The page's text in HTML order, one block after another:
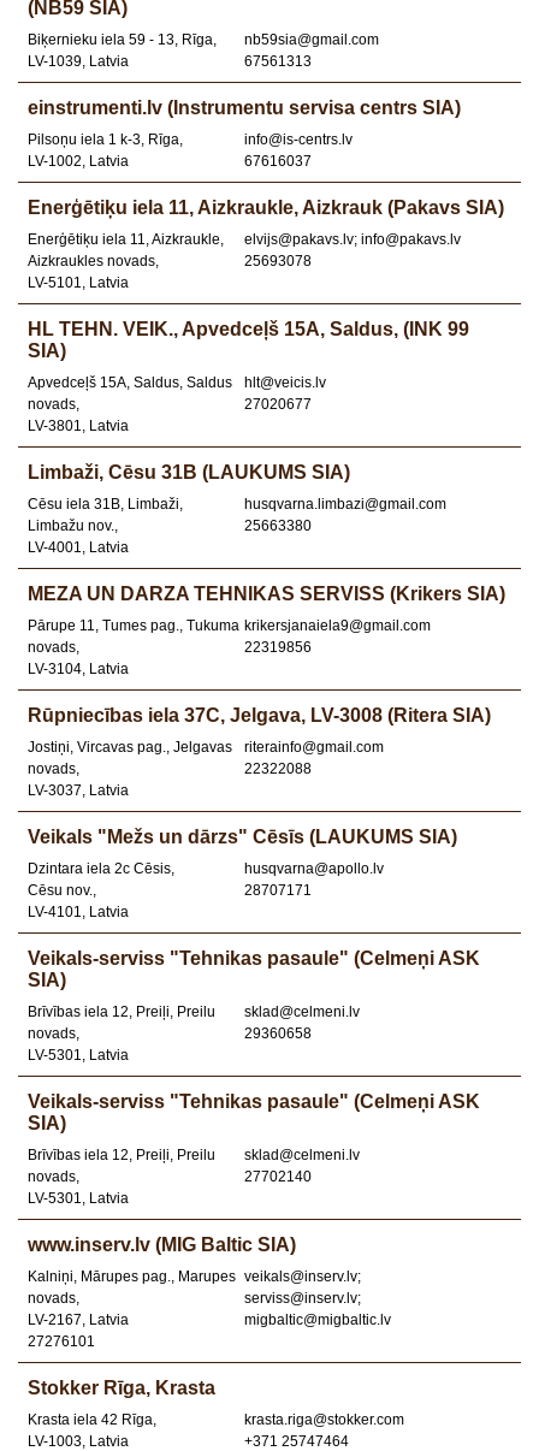
(NB59 SIA)
Biķernieku iela 59 - 13, Rīga,
LV-1039, Latvia
nb59sia@gmail.com
67561313
einstrumenti.lv (Instrumentu servisa centrs SIA)
Pilsoņu iela 1 k-3, Rīga,
LV-1002, Latvia
info@is-centrs.lv
67616037
Enerģētiķu iela 11, Aizkraukle, Aizkrauk (Pakavs SIA)
Enerģētiķu iela 11, Aizkraukle,
Aizkraukles novads,
LV-5101, Latvia
elvijs@pakavs.lv; info@pakavs.lv
25693078
HL TEHN. VEIK., Apvedceļš 15A, Saldus, (INK 99
SIA)
Apvedceļš 15A, Saldus, Saldus
novads,
LV-3801, Latvia
hlt@veicis.lv
27020677
Limbaži, Cēsu 31B (LAUKUMS SIA)
Cēsu iela 31B, Limbaži,
Limbažu nov.,
LV-4001, Latvia
husqvarna.limbazi@gmail.com
25663380
MEZA UN DARZA TEHNIKAS SERVISS (Krikers SIA)
Pārupe 11, Tumes pag., Tukuma
novads,
LV-3104, Latvia
krikersjanaiela9@gmail.com
22319856
Rūpniecības iela 37C, Jelgava, LV-3008 (Ritera SIA)
Jostiņi, Vircavas pag., Jelgavas
novads,
LV-3037, Latvia
riterainfo@gmail.com
22322088
Veikals "Mežs un dārzs" Cēsīs (LAUKUMS SIA)
Dzintara iela 2c Cēsis,
Cēsu nov.,
LV-4101, Latvia
husqvarna@apollo.lv
28707171
Veikals-serviss "Tehnikas pasaule" (Celmeņi ASK
SIA)
Brīvības iela 12, Preiļi, Preilu
novads,
LV-5301, Latvia
sklad@celmeni.lv
29360658
Veikals-serviss "Tehnikas pasaule" (Celmeņi ASK
SIA)
Brīvības iela 12, Preiļi, Preilu
novads,
LV-5301, Latvia
sklad@celmeni.lv
27702140
www.inserv.lv (MIG Baltic SIA)
Kalniņi, Mārupes pag., Marupes
novads,
LV-2167, Latvia
veikals@inserv.lv;
serviss@inserv.lv;
migbaltic@migbaltic.lv
27276101
Stokker Rīga, Krasta
Krasta iela 42 Rīga,
LV-1003, Latvia
krasta.riga@stokker.com
+371 25747464